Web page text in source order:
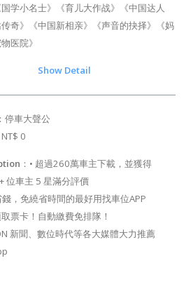
学小名士》《育儿大作战》《中国达人
奇》《中国新相亲》《声音的抉择》《妈
医院》
Show Detail
：停車大聲公
NT$ 0
：• 超過260萬車主下載，並獲得
位車主 5 星滿分評價
錢，免繞省時間的最好用找車位APP
票卡！自動繳費免排隊！
新聞、數位時代等各大媒體大力推薦